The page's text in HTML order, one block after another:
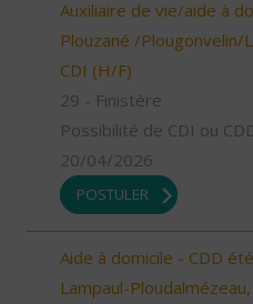
Auxiliaire de vie/aide à
Plouzané /
CDI (H/F)
29 - Finistère
Possibilité de CDI ou
20/04/2026
POSTULER
Aide à domicile - CDD
Lampaul-